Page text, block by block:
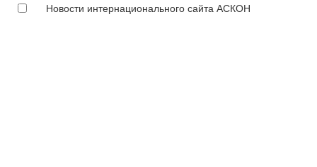
Новости интернационального сайта АСКОН